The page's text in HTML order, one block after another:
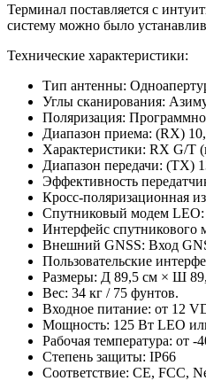
Терминал поставляется с
систему можно было
Технические характеристики:
Тип антенны:
Углы сканирования:
Поляризация:
Диапазон приема: (RX)
Характеристики: RX G/T
Диапазон передачи: (TX)
Эффективность
Кросс-поляризационная
Спутниковый модем LEO:
Интерфейс спутникового
Внешний GNSS: Вход
Пользовательские
Размеры: Д 89,5 см × Ш
Вес: 34 кг / 75 фунтов.
Входное питание: от 12
Мощность: 125 Вт LEO
Рабочая температура: от -
Степень защиты: IP66
Соответствие: CE, FCC,